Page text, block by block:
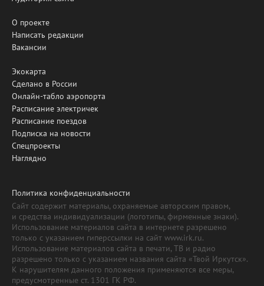
О проекте
Написать редакции
Вакансии
Экокарта
Сделано в России
Онлайн-табло аэропорта
Расписание электричек
Расписание поездов
Подписка на новости
Спецпроекты
Наглядно
Политика конфиденциальности
Сайт содержит материалы, охраняемые авторским правом,
и средства индивидуализации (логотипы, фирменные знаки).
Использование материалов сайта в интернете разрешено
только с указанием гиперссылки на сайт www.irk.ru.
Использование материалов сайта в печати, ТВ и радио
разрешено только с указанием названия сайта «Твой Иркутск».
К нарушителям данного положения применяются все меры,
предусмотренные ст. 1301 ГК РФ.